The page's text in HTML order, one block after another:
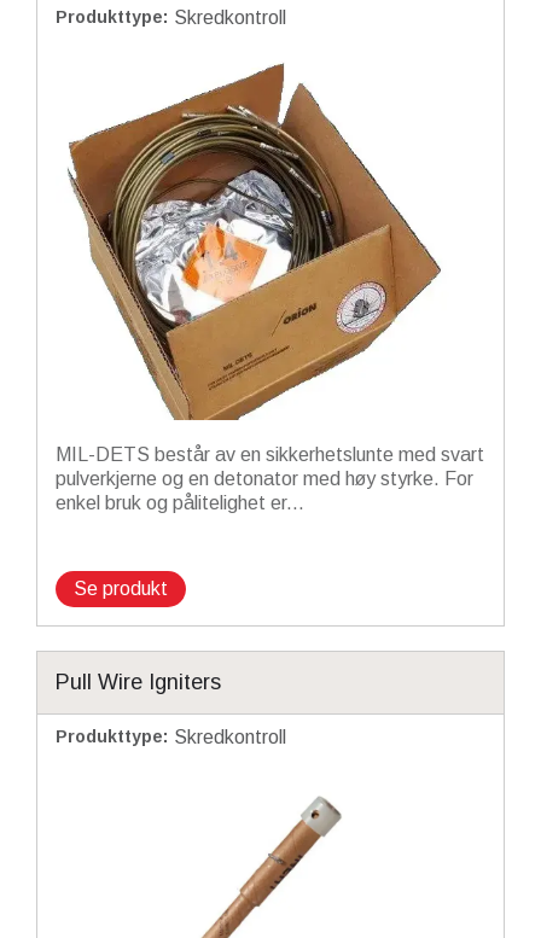
Produkttype: Skredkontroll
MIL-DETS består av en sikkerhetslunte med svart
pulverkjerne og en detonator med høy styrke. For
enkel bruk og pålitelighet er...
Se produkt
Pull Wire Igniters
Produkttype: Skredkontroll